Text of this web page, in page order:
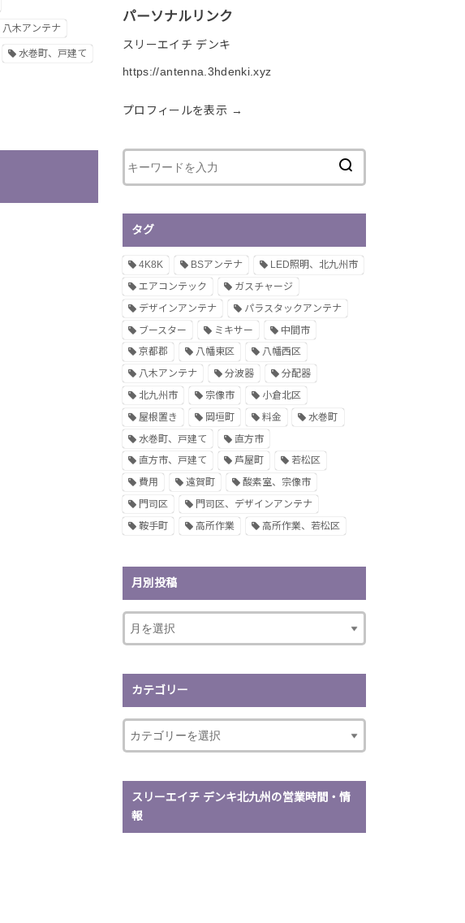
八木アンテナ
水巻町、戸建て
パーソナルリンク
スリーエイチ デンキ
https://antenna.3hdenki.xyz
プロフィールを表示 →
タグ
4K8K BSアンテナ
LED照明、北九州市
エアコンテック
ガスチャージ
デザインアンテナ
パラスタックアンテナ
ブースター
ミキサー
中間市
京都郡
八幡東区
八幡西区
八木アンテナ
分波器
分配器
北九州市
宗像市
小倉北区
屋根置き
岡垣町 料金
水巻町
水巻町、戸建て
直方市
直方市、戸建て
芦屋町
若松区
費用
遠賀町
酸素室、宗像市
門司区
門司区、デザインアンテナ
鞍手町
高所作業 高所作業、若松区
月別投稿
カテゴリー
スリーエイチ デンキ北九州の営業時間・情
報